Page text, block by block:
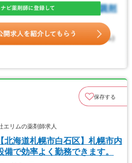
保存する
リムの薬剤師求人
北海道札幌市白石区】札幌市内
で効率よく勤務できます。